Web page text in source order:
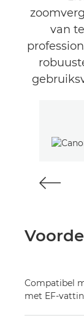
van
Compatibel
met EF-